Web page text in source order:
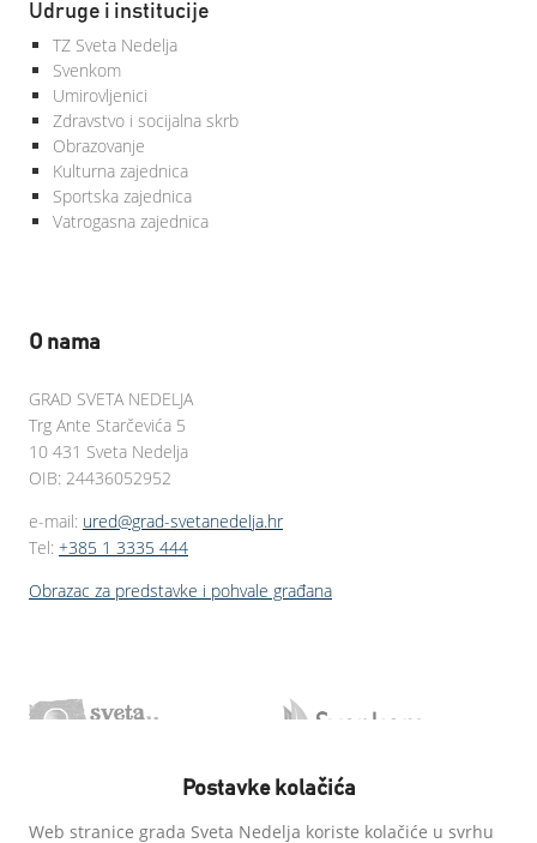
Udruge i institucije
TZ Sveta Nedelja
Svenkom
Umirovljenici
Zdravstvo i socijalna skrb
Obrazovanje
Kulturna zajednica
Sportska zajednica
Vatrogasna zajednica
O nama
GRAD SVETA NEDELJA
Trg Ante Starčevića 5
10 431 Sveta Nedelja
OIB: 24436052952
e-mail: ured@grad-svetanedelja.hr
Tel: +385 1 3335 444
Obrazac za predstavke i pohvale građana
Postavke kolačića
Web stranice grada Sveta Nedelja koriste kolačiće u svrhu